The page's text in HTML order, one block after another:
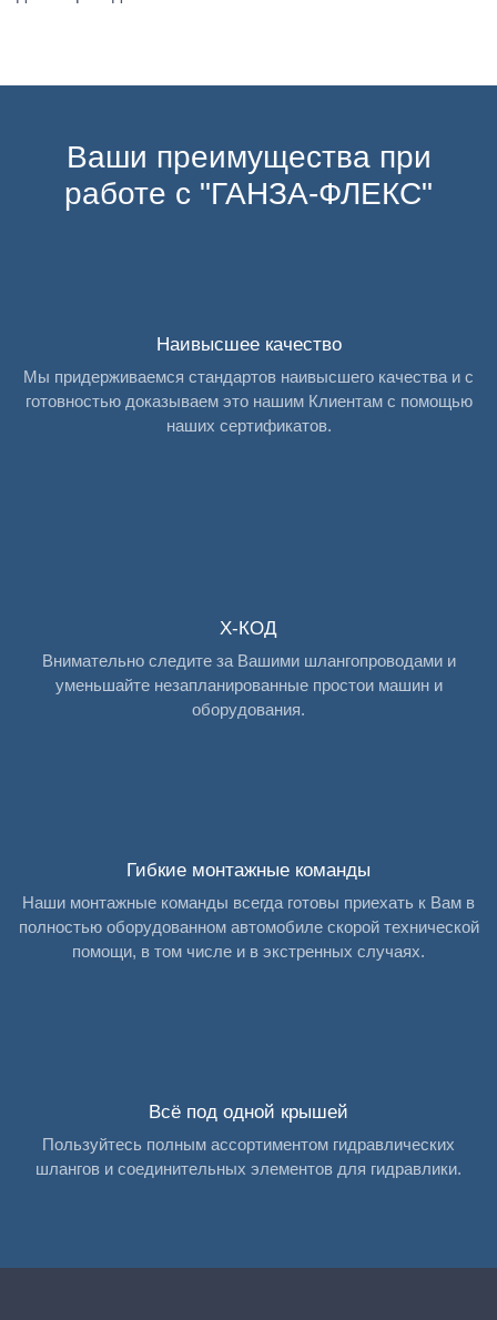
Ваши преимущества при
работе с "ГАНЗА-ФЛЕКС"
Наивысшее качество
Мы придерживаемся стандартов наивысшего качества и с
готовностью доказываем это нашим Клиентам с помощью
наших сертификатов.
X-КОД
Внимательно следите за Вашими шлангопроводами и
уменьшайте незапланированные простои машин и
оборудования.
Гибкие монтажные команды
Наши монтажные команды всегда готовы приехать к Вам в
полностью оборудованном автомобиле скорой технической
помощи, в том числе и в экстренных случаях.
Всё под одной крышей
Пользуйтесь полным ассортиментом гидравлических
шлангов и соединительных элементов для гидравлики.